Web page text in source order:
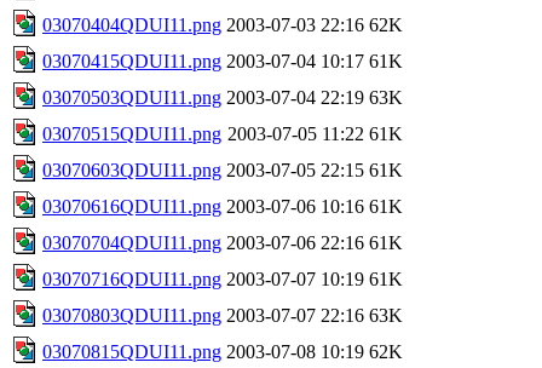
03070404QDUI11.png 2003-07-03 22:16 62K
03070415QDUI11.png 2003-07-04 10:17 61K
03070503QDUI11.png 2003-07-04 22:19 63K
03070515QDUI11.png 2003-07-05 11:22 61K
03070603QDUI11.png 2003-07-05 22:15 61K
03070616QDUI11.png 2003-07-06 10:16 61K
03070704QDUI11.png 2003-07-06 22:16 61K
03070716QDUI11.png 2003-07-07 10:19 61K
03070803QDUI11.png 2003-07-07 22:16 63K
03070815QDUI11.png 2003-07-08 10:19 62K